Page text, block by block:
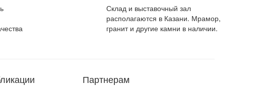
Склад и выставочный зал
располагаются в Казани. Мрамор,
гранит и другие камни в наличии.
Партнерам